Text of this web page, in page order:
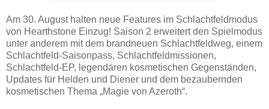
Am 30. August halten neue Features im Schlachtfeldmodus
von Hearthstone Einzug! Saison 2 erweitert den Spielmodus
unter anderem mit dem brandneuen Schlachtfeldweg, einem
Schlachtfeld-Saisonpass, Schlachtfeldmissionen,
Schlachtfeld-EP, legendären kosmetischen Gegenständen,
Updates für Helden und Diener und dem bezaubernden
kosmetischen Thema „Magie von Azeroth“.